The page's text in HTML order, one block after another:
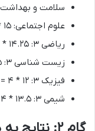
سلامت و بهداشت: ۲۰ * ۱ =
علوم اجتماعی: ۱۵ * ۱ = ۱۵
ریاضی ۳: ۱۴.۲۵ * ۴ = ۵۷
زیست شناسی ۳: ۱۶.۷۵ * ۶ = ۱۰۰.۵
فیزیک ۳: ۱۲ * ۴ = ۴۸
شیمی ۳: ۱۳.۵ * ۴ = ۵۴